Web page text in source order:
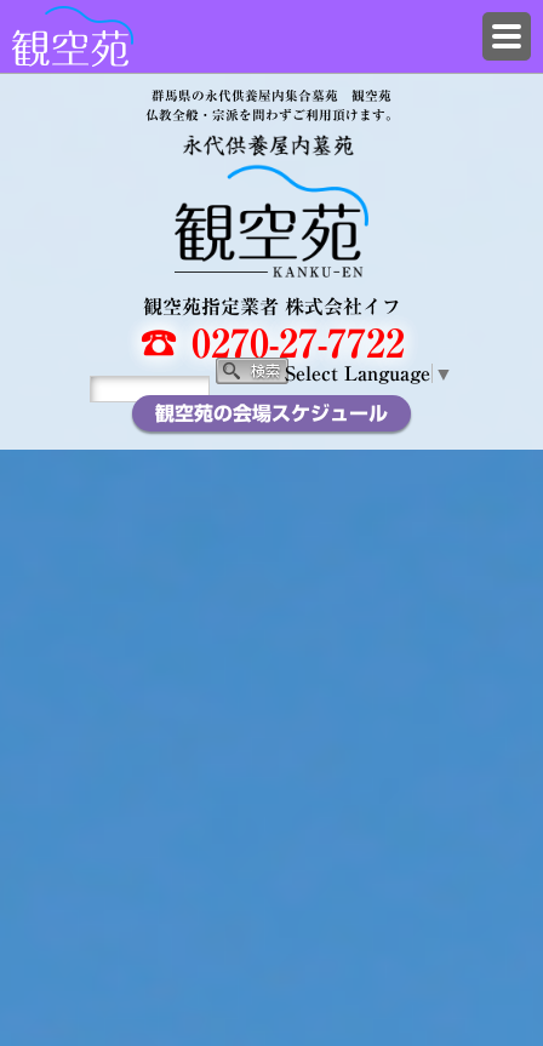
群馬県の永代供養屋内集合墓苑 観空苑
仏教全般・宗派を問わずご利用頂けます。
観空苑指定業者 株式会社イフ
☎ 0270-27-7722
Select Language ▼
観空苑の会場スケジュール